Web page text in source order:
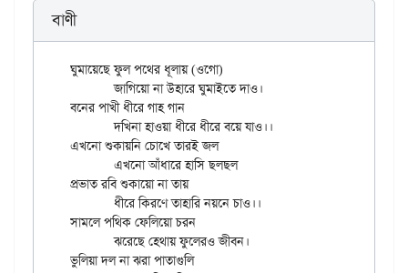
বাণী
ঘুমায়েছে ফুল পথের ধূলায় (ওগো)
	জাগিয়ো না উহারে ঘুমাইতে দাও।
বনের পাখী ধীরে গাহ গান
	দখিনা হাওয়া ধীরে ধীরে বয়ে যাও।।
এখনো শুকায়নি চোখে তারই জল
প্রভাত রবি শুকায়ো না তায়
সামলে পথিক ফেলিয়ো চরন
	ঝরেছে হেথায় ফুলেরও জীবন।
ভুলিয়া দল না ঝরা পাতাগুলি